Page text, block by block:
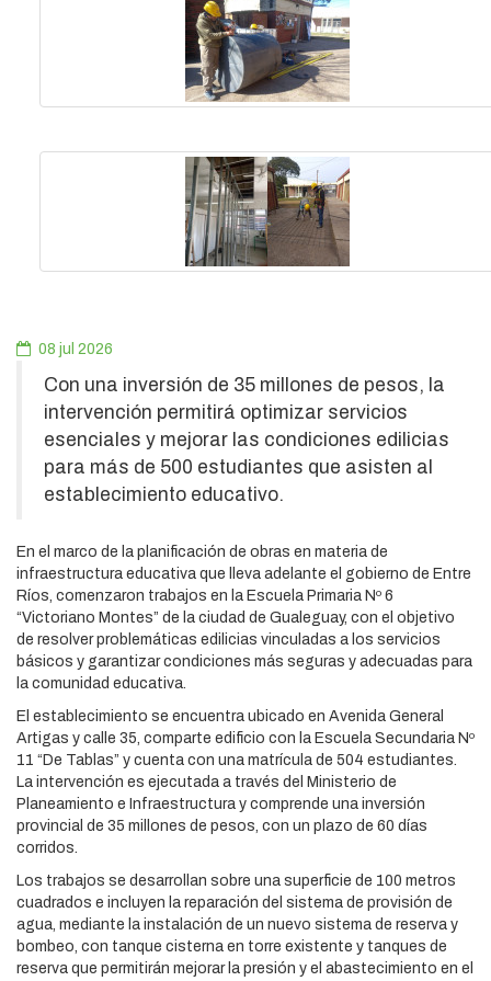
08 jul 2026
Con una inversión de 35 millones de pesos, la
intervención permitirá optimizar servicios
esenciales y mejorar las condiciones edilicias
para más de 500 estudiantes que asisten al
establecimiento educativo.
En el marco de la planificación de obras en materia de
infraestructura educativa que lleva adelante el gobierno de Entre
Ríos, comenzaron trabajos en la Escuela Primaria Nº 6
“Victoriano Montes” de la ciudad de Gualeguay, con el objetivo
de resolver problemáticas edilicias vinculadas a los servicios
básicos y garantizar condiciones más seguras y adecuadas para
la comunidad educativa.
El establecimiento se encuentra ubicado en Avenida General
Artigas y calle 35, comparte edificio con la Escuela Secundaria Nº
11 “De Tablas” y cuenta con una matrícula de 504 estudiantes.
La intervención es ejecutada a través del Ministerio de
Planeamiento e Infraestructura y comprende una inversión
provincial de 35 millones de pesos, con un plazo de 60 días
corridos.
Los trabajos se desarrollan sobre una superficie de 100 metros
cuadrados e incluyen la reparación del sistema de provisión de
agua, mediante la instalación de un nuevo sistema de reserva y
bombeo, con tanque cisterna en torre existente y tanques de
reserva que permitirán mejorar la presión y el abastecimiento en el